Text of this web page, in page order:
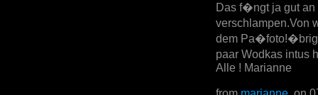
Das f�ngt ja gut
verschlampen.Von
dem
paar Wodkas intus
Alle ! Marianne